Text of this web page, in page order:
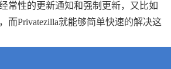
常性的更新通知和强制更新，又比如
而Privatezilla就能够简单快速的解决这